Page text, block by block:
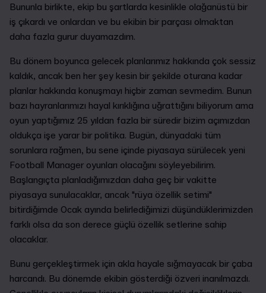
Bununla birlikte, ekip bu şartlarda kesinlikle olağanüstü bir
iş çıkardı ve onlardan ve bu ekibin bir parçası olmaktan
daha fazla gurur duyamazdım.
Bu dönem boyunca gelecek planlarımız hakkında çok sessiz
kaldık, ancak ben her şey kesin bir şekilde oturana kadar
planlar hakkında konuşmayı hiçbir zaman sevmedim. Bunun
bazı hayranlarımızı hayal kırıklığına uğrattığını biliyorum ama
oyun yaptığımız 25 yıldan fazla bir süredir bizim açımızdan
oldukça işe yarar bir politika. Bugün, dünyadaki tüm
sorunlara rağmen, bu sene içinde piyasaya sürülecek yeni
Football Manager oyunları olacağını söyleyebilirim.
Başlangıçta planladığımızdan daha geç bir vakitte
piyasaya sunulacaklar, ancak "rüya özellik setimi"
bitirdiğimde Ocak ayında belirlediğimizi düşündüklerimizden
farklı olsa da son derece güçlü özellik setlerine sahip
olacaklar.
Bunu gerçekleştirmek için akla hayale sığmayacak bir çaba
harcandı. Bu dönemde ekibin gösterdiği özveri inanılmazdı.